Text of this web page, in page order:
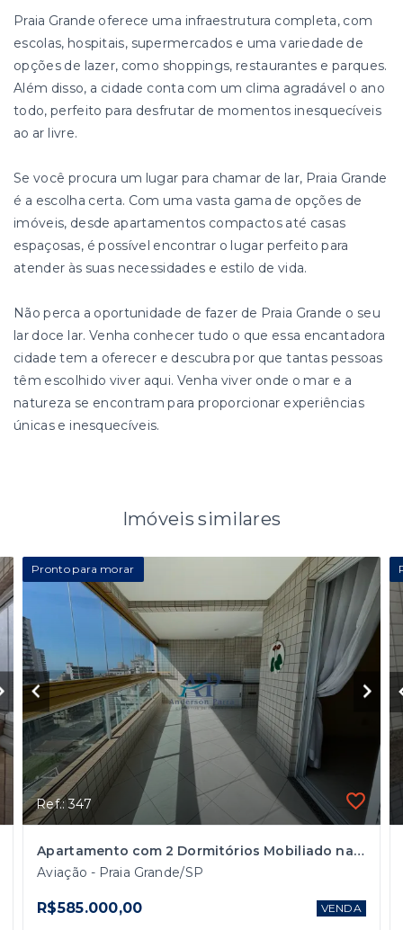
Praia Grande oferece uma infraestrutura completa, com
escolas, hospitais, supermercados e uma variedade de
opções de lazer, como shoppings, restaurantes e parques.
Além disso, a cidade conta com um clima agradável o ano
todo, perfeito para desfrutar de momentos inesquecíveis
ao ar livre.
Se você procura um lugar para chamar de lar, Praia Grande
é a escolha certa. Com uma vasta gama de opções de
imóveis, desde apartamentos compactos até casas
espaçosas, é possível encontrar o lugar perfeito para
atender às suas necessidades e estilo de vida.
Não perca a oportunidade de fazer de Praia Grande o seu
lar doce lar. Venha conhecer tudo o que essa encantadora
cidade tem a oferecer e descubra por que tantas pessoas
têm escolhido viver aqui. Venha viver onde o mar e a
natureza se encontram para proporcionar experiências
únicas e inesquecíveis.
Imóveis similares
Pronto para morar
Ref.: 347
Apartamento com 2 Dormitórios Mobiliado na Aviação em Praia Grande
Aviação - Praia Grande/SP
R$585.000,00 VENDA